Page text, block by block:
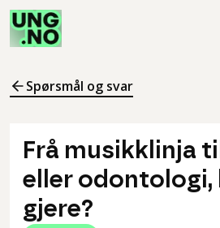
Spørsmål og svar
Frå musikklinja
eller odontologi,
gjere?